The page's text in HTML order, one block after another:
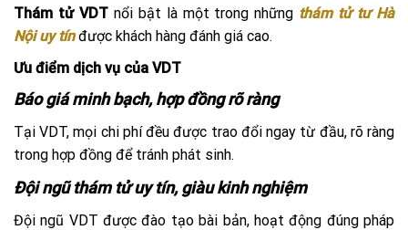
Thám tử VDTnổi bật là một trong những thám tử tư Hà
Nội uy tínđược khách hàng đánh giá cao.
Ưu điểm dịch vụ của VDT
Báo giá minh bạch, hợp đồng rõ ràng
Tại VDT, mọi chi phí đều được trao đổi ngay từ đầu, rõ ràng
trong hợp đồng để tránh phát sinh.
Đội ngũ thám tử uy tín, giàu kinh nghiệm
Đội ngũ VDT được đào tạo bài bản, hoạt động đúng pháp